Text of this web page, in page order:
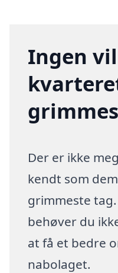
Ingen
Der er ikke
kendt som
grimmeste
behøver du
at få et bedre
nabolaget.